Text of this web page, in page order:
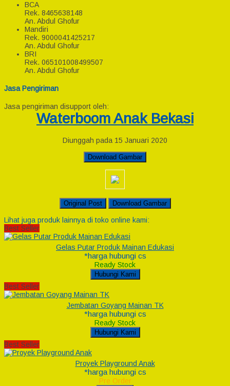
BCA
Rek. 8465638148
An. Abdul Ghofur
Mandiri
Rek. 9000041425217
An. Abdul Ghofur
BRI
Rek. 065101008499507
An. Abdul Ghofur
Jasa Pengiriman
Jasa pengiriman disupport oleh:
Waterboom Anak Bekasi
Diunggah pada 15 Januari 2020
Download Gambar
Original Post Download Gambar
Lihat juga produk lainnya di toko online kami:
Best Seller
Gelas Putar Produk Mainan Edukasi
*harga hubungi cs
Ready Stock
Hubungi Kami
Best Seller
Jembatan Goyang Mainan TK
*harga hubungi cs
Ready Stock
Hubungi Kami
Best Seller
Proyek Playground Anak
*harga hubungi cs
Pre Order